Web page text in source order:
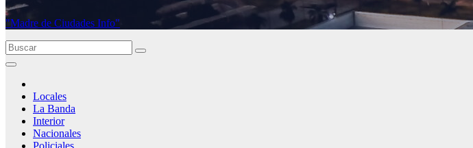
"Madre de Ciudades Info"
Locales
La Banda
Interior
Nacionales
Policiales